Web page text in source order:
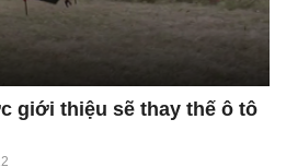
giới thiệu sẽ thay thế ô tô